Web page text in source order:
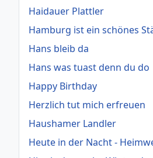
Haidauer Plattler
Hamburg ist ein schönes
Hans bleib da
Hans was tuast denn du do
Happy Birthday
Herzlich tut mich erfreuen
Haushamer Landler
Heute in der Nacht -